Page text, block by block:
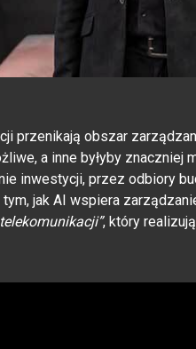
przenikają obszar
a inne byłyby znaczniej
inwestycji, przez odbiory
jak AI wspiera
, który